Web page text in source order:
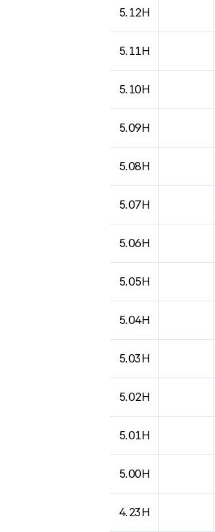
5.12H
5.11H
5.10H
5.09H
5.08H
5.07H
5.06H
5.05H
5.04H
5.03H
5.02H
5.01H
5.00H
4.23H